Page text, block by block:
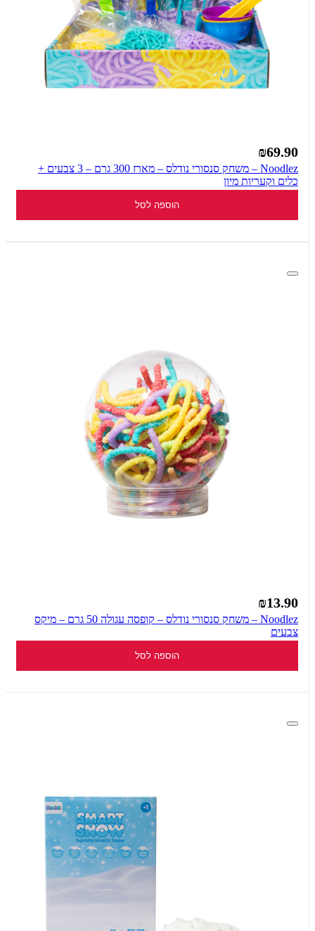
₪69.90
Noodlez – משחק סנסורי נודלס – מארז 300 גרם – 3 צבעים +
כלים וקעריות מיון
הוספה לסל
₪13.90
Noodlez – משחק סנסורי נודלס – קופסה עגולה 50 גרם – מיקס
צבעים
הוספה לסל